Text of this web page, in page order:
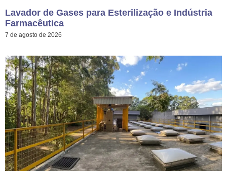
Lavador de Gases para Esterilização e Indústria
Farmacêutica
7 de agosto de 2026